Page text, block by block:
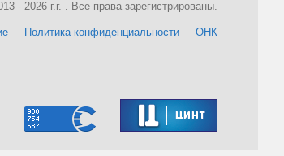
Политика конфиденциальности ОНК
- 2026 г.г. . Все права зарегистрированы.